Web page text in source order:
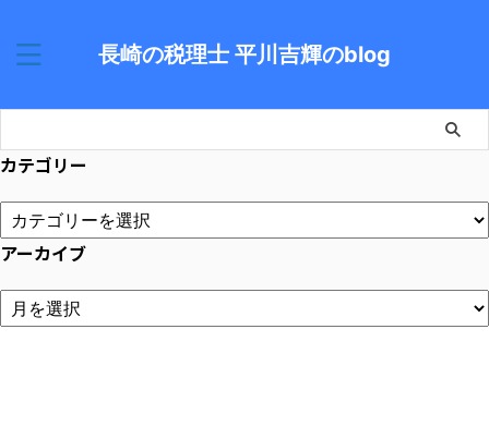
長崎の税理士 平川吉輝のblog
カテゴリー
アーカイブ